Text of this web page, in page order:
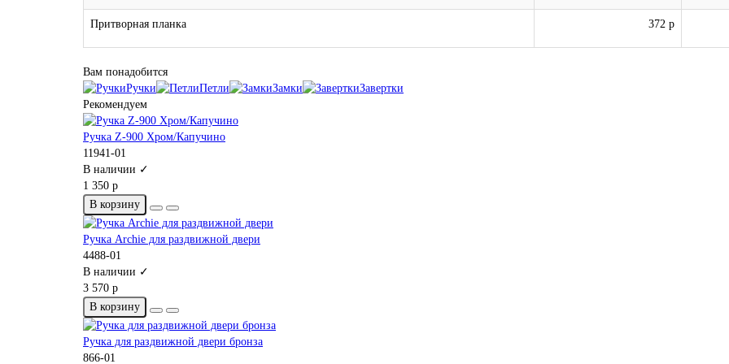
Притворная планка 372 р
Вам понадобится
Ручки
Петли Замки
Завертки
Рекомендуем
Ручка Z-900 Хром/Капучино
11941-01
В наличии ✓
1 350 р
В корзину
Ручка Archie для раздвижной двери
4488-01
В наличии ✓
3 570 р
В корзину
Ручка для раздвижной двери бронза
866-01